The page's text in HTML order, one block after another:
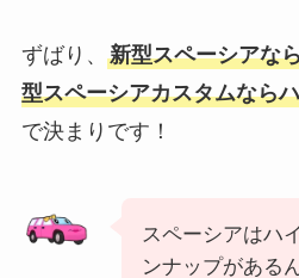
ずばり、 新型スペーシアな
型スペーシアカスタムなら
で決まりです！
スペーシアはハ
ンナップがある